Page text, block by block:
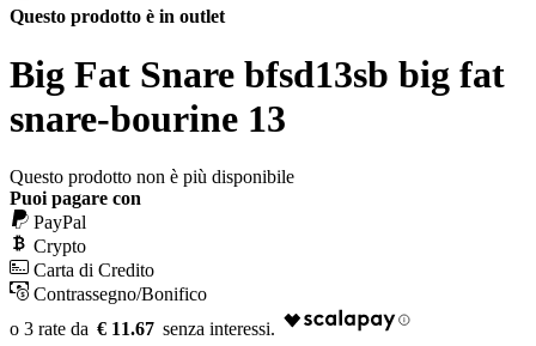
Questo prodotto è in outlet
Big Fat Snare bfsd13sb big fat
snare-bourine 13
Questo prodotto non è più disponibile
Puoi pagare con
PayPal
Crypto
Carta di Credito
Contrassegno/Bonifico
€ 11.67